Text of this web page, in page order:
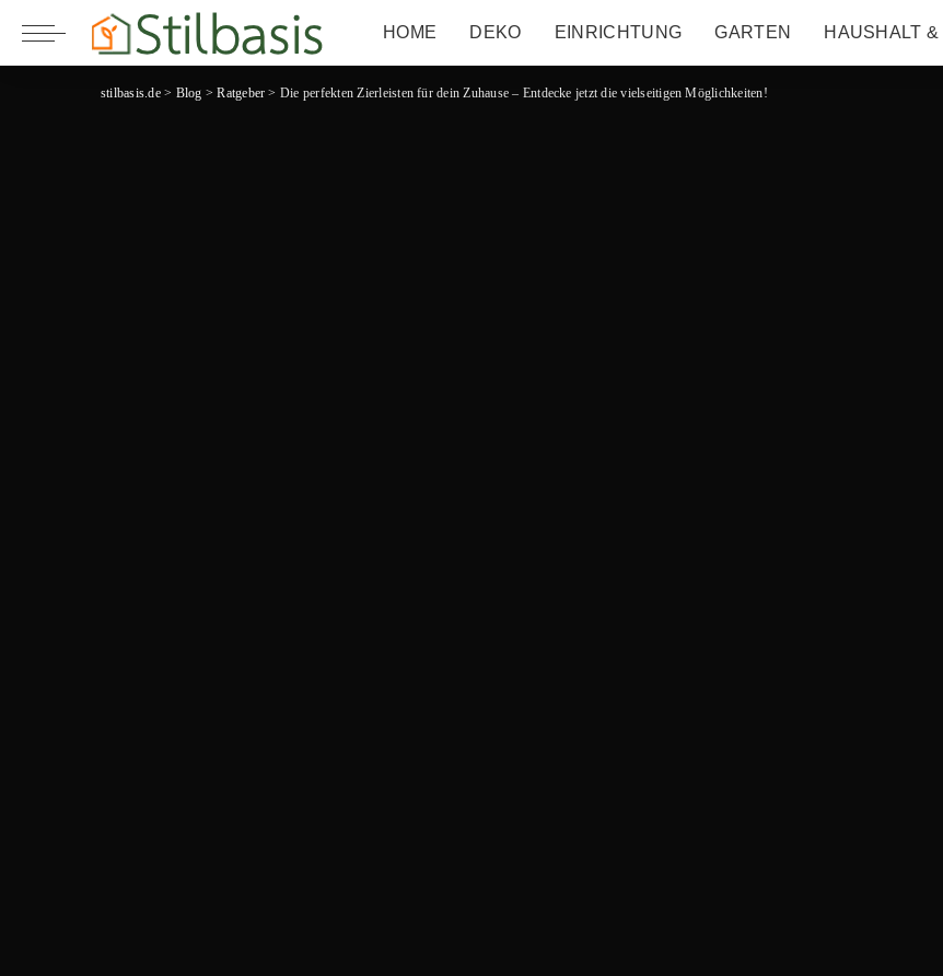
HOME DEKO EINRICHTUNG GARTEN HAUSHALT &
stilbasis.de> Blog >Ratgeber > Die perfekten Zierleisten für dein Zuhause – Entdecke jetzt die vielseitigen Möglichkeiten!